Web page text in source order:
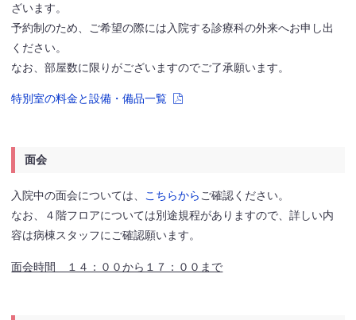
ざいます。
予約制のため、ご希望の際には入院する診療科の外来へお申し出
ください。
なお、部屋数に限りがございますのでご了承願います。
特別室の料金と設備・備品一覧
面会
入院中の面会については、 こちらからご確認ください。
なお、４階フロアについては別途規程がありますので、詳しい内
容は病棟スタッフにご確認願います。
面会時間 １４：００から１７：００まで